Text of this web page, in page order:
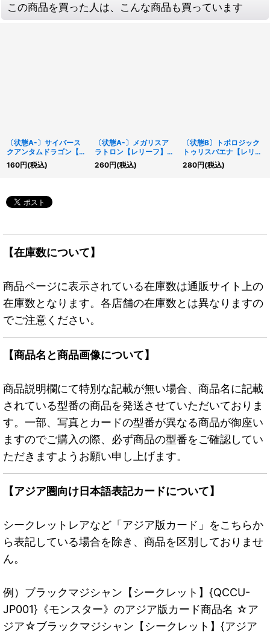
この商品を買った人は、こんな商品も買っています
〔状態A-〕サイバース
クアンタムドラゴン【レ
リーフ】{SAST-
JP038}《シンクロ》
160円(税込)
〔状態A-〕メガリスア
ラトロン【レリーフ】
{IGAS-JP040}《儀式》
260円(税込)
〔状態B〕トポロジック
トゥリスバエナ【レリー
フ】{FLOD-JP036}
《リンク》
280円(税込)
【在庫数について】
商品ページに表示されている在庫数は通販サイト上の
在庫数となります。各店舗の在庫数とは異なりますの
でご注意ください。
【商品名と商品画像について】
商品説明欄にて特別な記載が無い場合、商品名に記載
されている型番の商品を発送させていただいておりま
す。一部、写真とカードの型番が異なる商品が御座い
ますのでご購入の際、必ず商品の型番をご確認してい
ただきますようお願い申し上げます。
【アジア圏向け日本語表記カードについて】
シークレットレアなど「アジア版カード」をこちらか
ら表記している場合を除き、商品を区別しておりませ
ん。
例）ブラックマジシャン【シークレット】{QCCU-
JP001}《モンスター》のアジア版カード商品名 ☆ア
ジア☆ブラックマジシャン【シークレット】{アジア